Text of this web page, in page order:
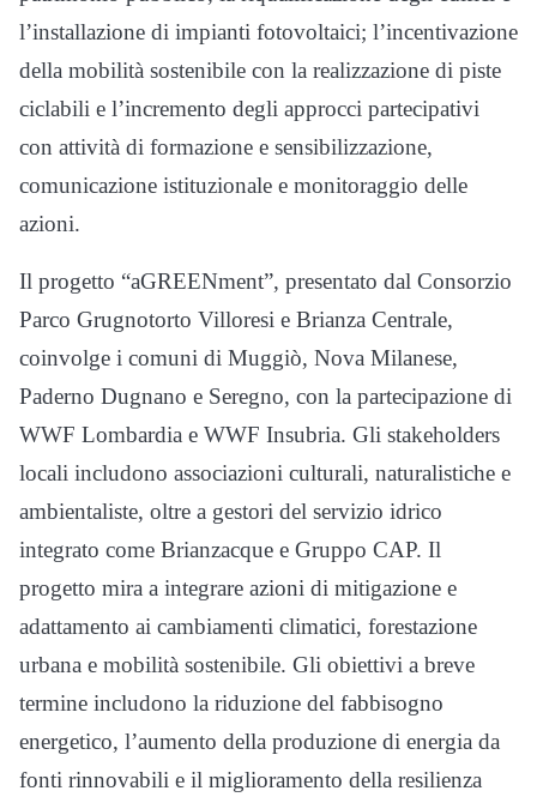
l’installazione di impianti fotovoltaici; l’incentivazione
della mobilità sostenibile con la realizzazione di piste
ciclabili e l’incremento degli approcci partecipativi
con attività di formazione e sensibilizzazione,
comunicazione istituzionale e monitoraggio delle
azioni.
Il progetto “aGREENment”, presentato dal Consorzio
Parco Grugnotorto Villoresi e Brianza Centrale,
coinvolge i comuni di Muggiò, Nova Milanese,
Paderno Dugnano e Seregno, con la partecipazione di
WWF Lombardia e WWF Insubria. Gli stakeholders
locali includono associazioni culturali, naturalistiche e
ambientaliste, oltre a gestori del servizio idrico
integrato come Brianzacque e Gruppo CAP. Il
progetto mira a integrare azioni di mitigazione e
adattamento ai cambiamenti climatici, forestazione
urbana e mobilità sostenibile. Gli obiettivi a breve
termine includono la riduzione del fabbisogno
energetico, l’aumento della produzione di energia da
fonti rinnovabili e il miglioramento della resilienza